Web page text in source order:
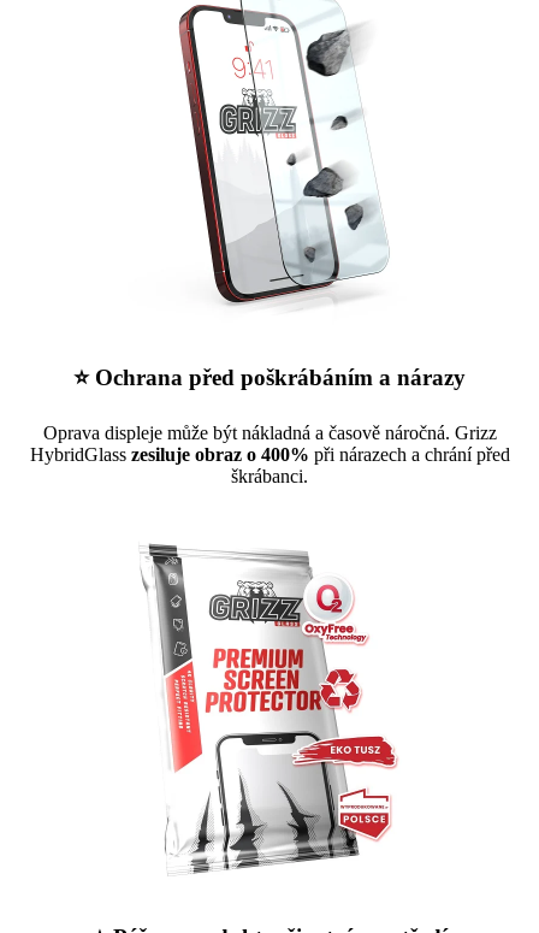
⭐ Ochrana před poškrábáním a nárazy
Oprava displeje může být nákladná a časově náročná. Grizz
HybridGlass zesiluje obraz o 400% při nárazech a chrání před
škrábanci.